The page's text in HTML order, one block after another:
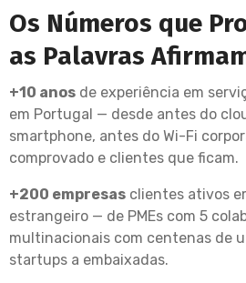
Os Números que
as Palavras
+10 anos de experiência em
em Portugal — desde antes do
smartphone, antes do Wi-Fi
comprovado e clientes que ficam.
+200 empresas clientes ativos
estrangeiro — de PMEs com 5
multinacionais com centenas de
startups a embaixadas.